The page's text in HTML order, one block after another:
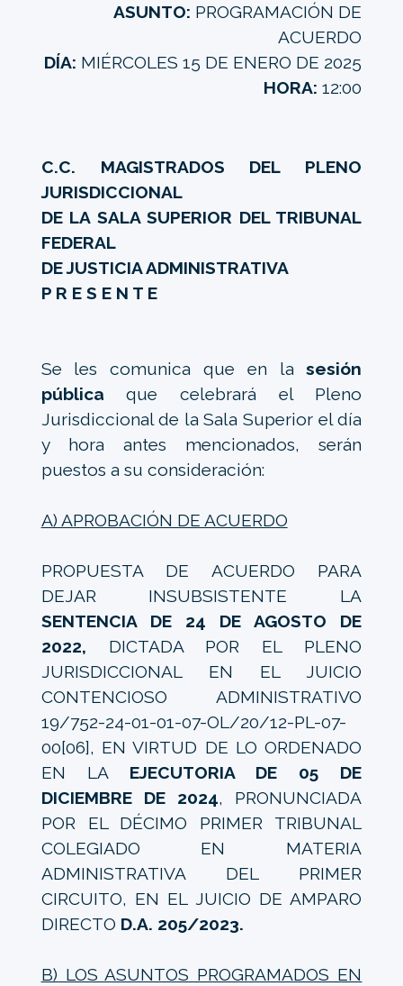
ASUNTO: PROGRAMACIÓN DE
ACUERDO
DÍA: MIÉRCOLES 15 DE ENERO DE 2025
HORA:12:00
C.C. MAGISTRADOS DEL PLENO
JURISDICCIONAL
DE LA SALA SUPERIOR DEL TRIBUNAL
FEDERAL
DE JUSTICIA ADMINISTRATIVA
P R E S E N T E
Se les comunica que en lasesión
pública que celebrará el Pleno
Jurisdiccional de la Sala Superior el día
y hora antes mencionados, serán
puestos a su consideración:
A) APROBACIÓN DE ACUERDO
PROPUESTA DE ACUERDO PARA
DEJAR INSUBSISTENTE LA
SENTENCIA DE 24 DE AGOSTO DE
2022, DICTADA POR EL PLENO
JURISDICCIONAL EN EL JUICIO
CONTENCIOSO ADMINISTRATIVO
19/752-24-01-01-07-OL/20/12-PL-07-
00[06], EN VIRTUD DE LO ORDENADO
EN LA EJECUTORIA DE 05 DE
DICIEMBRE DE 2024, PRONUNCIADA
POR EL DÉCIMO PRIMER TRIBUNAL
COLEGIADO EN MATERIA
ADMINISTRATIVA DEL PRIMER
CIRCUITO, EN EL JUICIO DE AMPARO
DIRECTO D.A. 205/2023.
B) LOS ASUNTOS PROGRAMADOS EN